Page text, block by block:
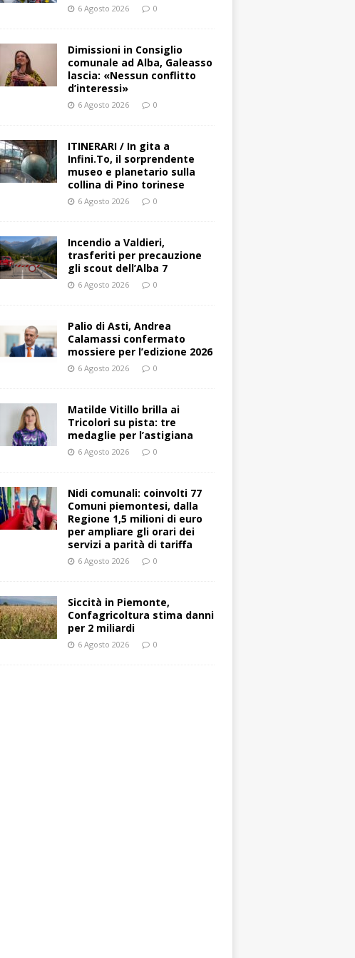
6 Agosto 2026 0
Dimissioni in Consiglio
comunale ad Alba, Galeasso
lascia: «Nessun conflitto
d’interessi»
6 Agosto 2026 0
ITINERARI / In gita a
Infini.To, il sorprendente
museo e planetario sulla
collina di Pino torinese
6 Agosto 2026 0
Incendio a Valdieri,
trasferiti per precauzione
gli scout dell’Alba 7
6 Agosto 2026 0
Palio di Asti, Andrea
Calamassi confermato
mossiere per l’edizione 2026
6 Agosto 2026 0
Matilde Vitillo brilla ai
Tricolori su pista: tre
medaglie per l’astigiana
6 Agosto 2026 0
Nidi comunali: coinvolti 77
Comuni piemontesi, dalla
Regione 1,5 milioni di euro
per ampliare gli orari dei
servizi a parità di tariffa
6 Agosto 2026 0
Siccità in Piemonte,
Confagricoltura stima danni
per 2 miliardi
6 Agosto 2026 0